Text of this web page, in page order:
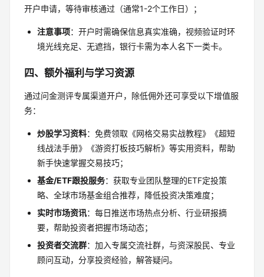
开户申请，等待审核通过（通常1-2个工作日）；
注意事项：开户时需确保信息真实准确，视频验证时环
境光线充足、无遮挡，银行卡需为本人名下一类卡。
四、额外福利与学习资源
通过问金测评专属渠道开户，除低佣外还可享受以下增值服
务：
炒股学习资料：免费领取《网格交易实战教程》《超短
线战法手册》《游资打板技巧解析》等实用资料，帮助
新手快速掌握交易技巧；
基金/ETF跟投服务：获取专业团队整理的ETF定投策
略、全球市场基金组合推荐，降低投资决策难度；
实时市场资讯：每日推送市场热点分析、行业研报摘
要，帮助投资者把握市场动态；
投资者交流群：加入专属交流社群，与资深股民、专业
顾问互动，分享投资经验，解答疑问。